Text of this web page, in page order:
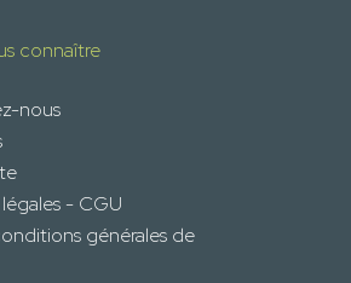
connaître
nous
- CGU
générales de